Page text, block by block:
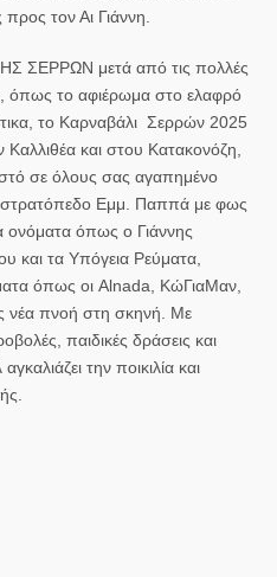
τον Αι Γιάννη.
ΣΕΡΡΩΝ μετά από τις πολλές
όπως το αφιέρωμα στο ελαφρό
το Καρναβάλι Σερρών 2025
Καλλιθέα και στου Κατακονόζη,
σε όλους σας αγαπημένο
στρατόπεδο Εμμ. Παππά με φως
ονόματα όπως ο Γιάννης
και τα Υπόγεια Ρεύματα,
όπως οι Alnada, ΚώΓιαΜαν,
νέα πνοή στη σκηνή. Με
παιδικές δράσεις και
την ποικιλία και